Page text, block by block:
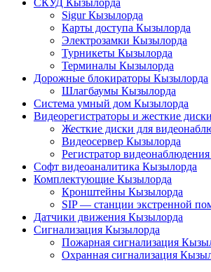
СКУД Кызылорда
Sigur Кызылорда
Карты доступа Кызылорда
Электрозамки Кызылорда
Турникеты Кызылорда
Терминалы Кызылорда
Дорожные блокираторы Кызылорда
Шлагбаумы Кызылорда
Система умный дом Кызылорда
Видеорегистраторы и жесткие
Жесткие диски для
Видеосервер Кызылорда
Регистратор
Софт видеоаналитика Кызылорда
Комплектующие Кызылорда
Кронштейны Кызылорда
SIP — станции экстренной
Датчики движения Кызылорда
Сигнализация Кызылорда
Пожарная сигнализация
Охранная сигнализация